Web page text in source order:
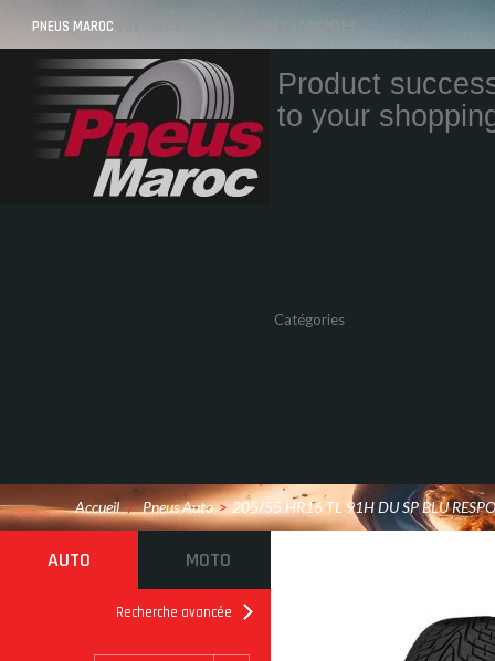
PNEUS MAROC VOS PNEUS AU MAROC LIVRÉS ET MONTÉS
Product
to your
Catégories
Accueil / Pneus Auto > 205/55 HR16 TL 91H DU SP BLU
AUTO MOTO
Recherche avancée